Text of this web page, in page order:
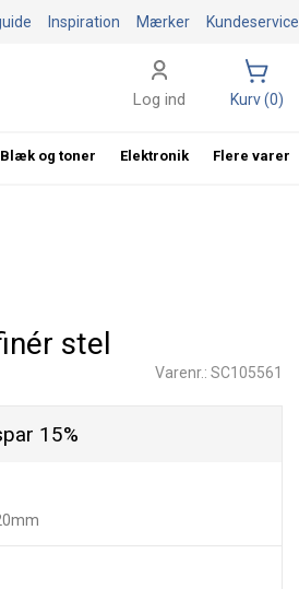
stel
Varenr.: SC105561
15%
Kundeservice
Mærker
Inspiration
Log ind Kurv (0)
Blæk og toner Elektronik Flere varer